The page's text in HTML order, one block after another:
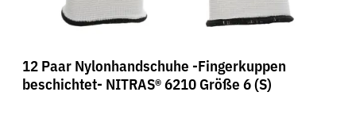
12 Paar Nylonhandschuhe -Fingerkuppen
beschichtet- NITRAS® 6210 Größe 6 (S)